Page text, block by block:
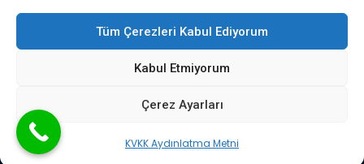
Tüm Çerezleri Kabul Ediyorum
Kabul Etmiyorum
Çerez Ayarları
KVKK Aydınlatma Metni
© Yüklü Cam - Tüm Hakları Saklıdır.
Tasarım